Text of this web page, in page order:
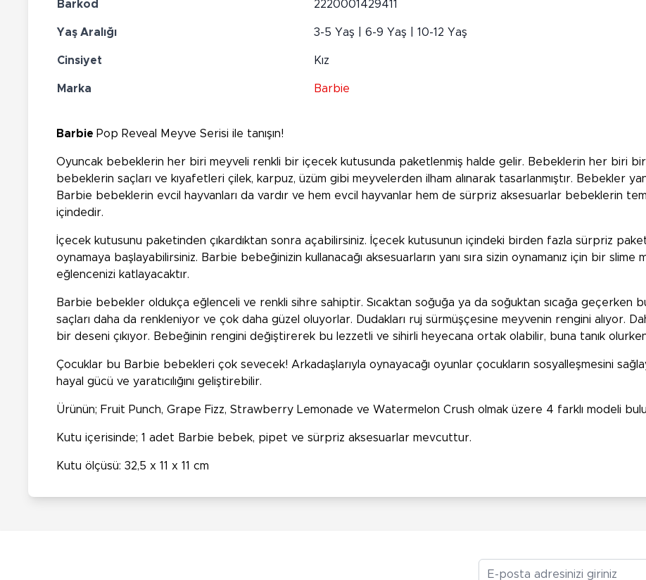
Barkod 2220001429411
Yaş Aralığı 3-5 Yaş | 6-9 Yaş | 10-12 Yaş
Cinsiyet Kız
Marka Barbie
Barbie Pop Reveal Meyve Serisi ile tanışın!
Oyuncak bebeklerin her biri meyveli renkli bir içecek kutusunda paketlenmiş halde gelir. Bebeklerin her biri
bebeklerin saçları ve kıyafetleri çilek, karpuz, üzüm gibi meyvelerden ilham alınarak tasarlanmıştır. Bebekler
Barbie bebeklerin evcil hayvanları da vardır ve hem evcil hayvanlar hem de sürpriz aksesuarlar bebeklerin
içindedir.
İçecek kutusunu paketinden çıkardıktan sonra açabilirsiniz. İçecek kutusunun içindeki birden fazla sürpriz paketi
oynamaya başlayabilirsiniz. Barbie bebeğinizin kullanacağı aksesuarların yanı sıra sizin oynamanız için bir
eğlencenizi katlayacaktır.
Barbie bebekler oldukça eğlenceli ve renkli sihre sahiptir. Sıcaktan soğuğa ya da soğuktan sıcağa geçerken
saçları daha da renkleniyor ve çok daha güzel oluyorlar. Dudakları ruj sürmüşçesine meyvenin rengini alıyor.
bir deseni çıkıyor. Bebeğinin rengini değiştirerek bu lezzetli ve sihirli heyecana ortak olabilir, buna tanık
Çocuklar bu Barbie bebekleri çok sevecek! Arkadaşlarıyla oynayacağı oyunlar çocukların sosyalleşmesini
hayal gücü ve yaratıcılığını geliştirebilir.
Ürünün; Fruit Punch, Grape Fizz, Strawberry Lemonade ve Watermelon Crush olmak üzere 4 farklı modeli
Kutu içerisinde; 1 adet Barbie bebek, pipet ve sürpriz aksesuarlar mevcuttur.
Kutu ölçüsü: 32,5 x 11 x 11 cm